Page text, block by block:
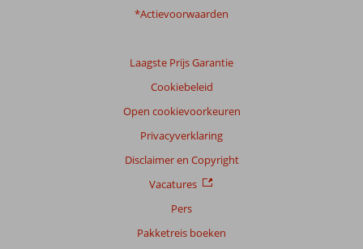
*Actievoorwaarden
Laagste Prijs Garantie
Cookiebeleid
Open cookievoorkeuren
Privacyverklaring
Disclaimer en Copyright
Vacatures
Pers
Pakketreis boeken